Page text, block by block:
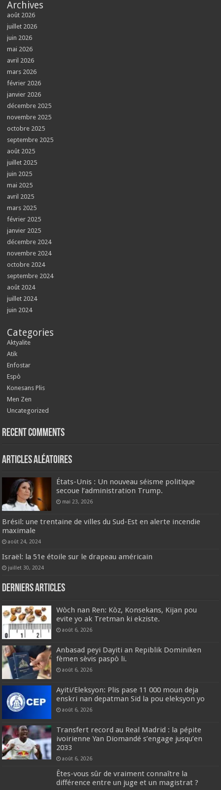
Archives
août 2026
juillet 2026
juin 2026
mai 2026
avril 2026
mars 2026
février 2026
janvier 2026
décembre 2025
novembre 2025
octobre 2025
septembre 2025
août 2025
juillet 2025
juin 2025
mai 2025
avril 2025
mars 2025
février 2025
janvier 2025
décembre 2024
novembre 2024
octobre 2024
septembre 2024
août 2024
juillet 2024
juin 2024
Categories
Aktyalite
Atik
Enfostar
Espò
Konesans Plis
Men Zen
Uncategorized
Recent Comments
Articles aléatoires
États-Unis : Un nouveau séisme politique
secoue l’administration Trump.
mai 23, 2026
Brésil: une trentaine de villes du Sud-Est en alerte incendie
maximale
août 24, 2024
Israël: la 51e étoile sur le drapeau américain
juillet 30, 2024
Derniers articles
Wòch nan Ren: Kòz, Konsekans, Kijan pou
evite yo ak Tretman ki ekziste.
août 6, 2026
Anbasad peyi Dayiti an Repiblik Dominiken
fèmen sèvis paspò li.
août 6, 2026
Ayiti/Eleksyon: Plis pase 11 000 moun deja
enskri nan depatman Sid la pou eleksyon yo
août 6, 2026
Transfert record au Real Madrid : la pépite
ivoirienne Yan Diomandé s’engage jusqu’en
2033
août 6, 2026
Êtes-vous sûr de vraiment connaître la
différence entre un juge et un magistrat ?